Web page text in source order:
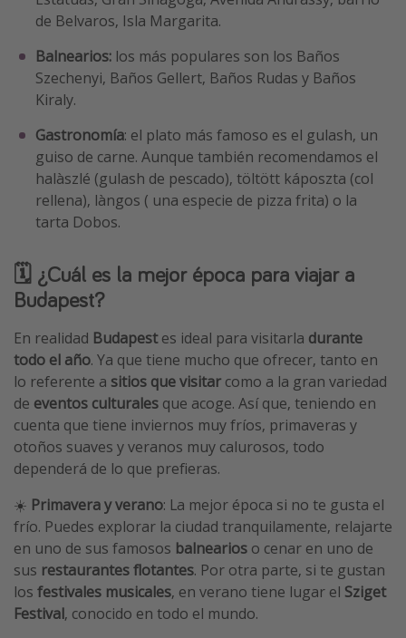
de Belvaros, Isla Margarita.
Balnearios: los más populares son los Baños
Szechenyi, Baños Gellert, Baños Rudas y Baños
Kiraly.
Gastronomía: el plato más famoso es el gulash, un
guiso de carne. Aunque también recomendamos el
halàszlé (gulash de pescado), töltött káposzta (col
rellena), làngos ( una especie de pizza frita) o la
tarta Dobos.
🗓️ ¿Cuál es la mejor época para viajar a
Budapest?
En realidad Budapestes ideal para visitarla durante
todo el año. Ya que tiene mucho que ofrecer, tanto en
lo referente a sitios que visitar como a la gran variedad
de eventos culturales que acoge. Así que, teniendo en
cuenta que tiene inviernos muy fríos, primaveras y
otoños suaves y veranos muy calurosos, todo
dependerá de lo que prefieras.
☀️ Primavera y verano: La mejor época si no te gusta el
frío. Puedes explorar la ciudad tranquilamente, relajarte
en uno de sus famosos balnearios o cenar en uno de
sus restaurantes flotantes. Por otra parte, si te gustan
los festivales musicales, en verano tiene lugar el Sziget
Festival, conocido en todo el mundo.